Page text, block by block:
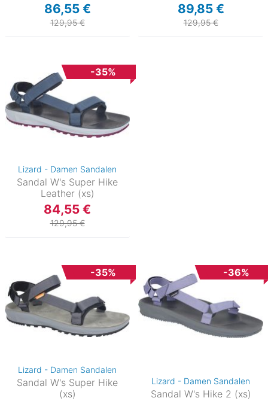
86,55 €
129,95 €
89,85 €
129,95 €
-35%
Lizard - Damen Sandalen
Sandal W's Super Hike
Leather (xs)
84,55 €
129,95 €
-35%
Lizard - Damen Sandalen
Sandal W's Super Hike
(xs)
-36%
Lizard - Damen Sandalen
Sandal W's Hike 2 (xs)